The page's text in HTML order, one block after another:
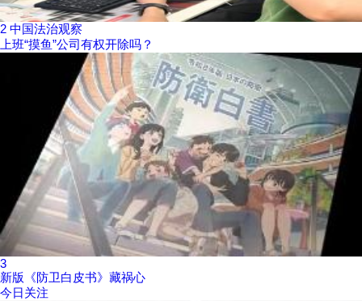
2 中国法治观察
上班“摸鱼”公司有权开除吗？
3
新版《防卫白皮书》藏祸心
今日关注